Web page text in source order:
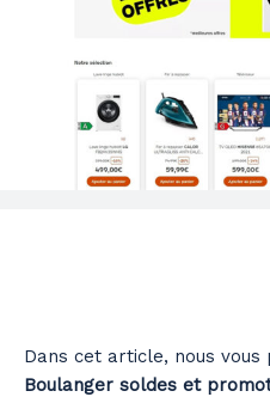
Dans cet article, nous
Boulanger soldes et